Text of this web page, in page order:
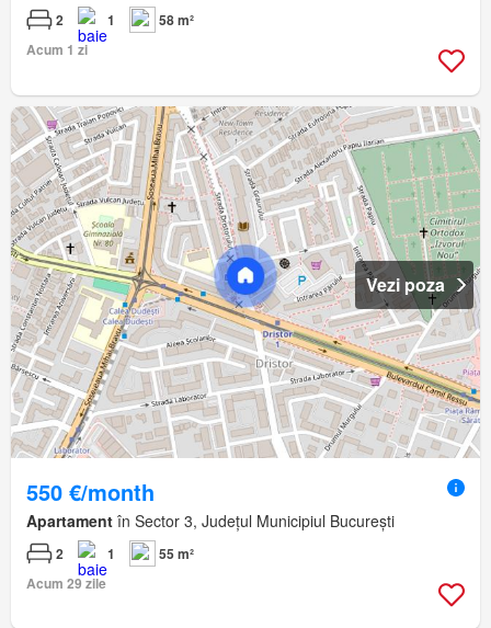
2 1
58 m²
Acum 1 zi
Vezi poza
550 €/month
Apartament în Sector 3, Județul Municipiul București
2 1
55 m²
Acum 29 zile